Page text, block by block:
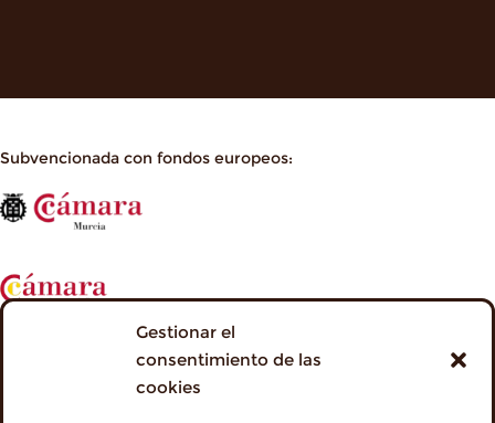
Gestionar el
consentimiento de las
cookies
Subvencionada con fondos europeos: